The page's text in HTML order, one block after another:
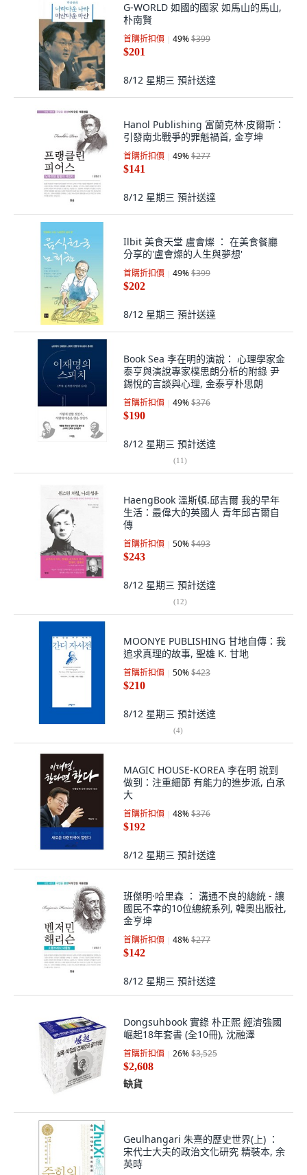
G-WORLD 如國的國家 如馬山的馬山,
朴南賢
首購折扣價 49%$399
$201
8/12 星期三 預計送達
Hanol Publishing 富蘭克林·皮爾斯：
引發南北戰爭的罪魁禍首, 金亨坤
首購折扣價 49%$277
$141
8/12 星期三 預計送達
Ilbit 美食天堂 盧會燦 ： 在美食餐廳
分享的'盧會燦的人生與夢想'
首購折扣價 49%$399
$202
8/12 星期三 預計送達
Book Sea 李在明的演說： 心理學家金
泰亨與演說專家樸思朗分析的附錄 尹
錫悅的言談與心理, 金泰亨朴思朗
首購折扣價 49%$376
$190
8/12 星期三 預計送達
(11)
HaengBook 溫斯頓.邱吉爾 我的早年
生活：最偉大的英國人 青年邱吉爾自
傳
首購折扣價 50%$493
$243
8/12 星期三 預計送達
(12)
MOONYE PUBLISHING 甘地自傳：我
追求真理的故事, 聖雄 K. 甘地
首購折扣價 50%$423
$210
8/12 星期三 預計送達
(4)
MAGIC HOUSE-KOREA 李在明 說到
做到：注重細節 有能力的進步派, 白承
大
首購折扣價 48%$376
$192
8/12 星期三 預計送達
班傑明·哈里森 ： 溝通不良的總統 - 讓
國民不幸的10位總統系列, 韓奧出版社,
金亨坤
首購折扣價 48%$277
$142
8/12 星期三 預計送達
Dongsuhbook 實錄 朴正熙 經濟強國
崛起18年套書 (全10冊), 沈融澤
首購折扣價 26%$3,525
$2,608
缺貨
Geulhangari 朱熹的歷史世界(上) ：
宋代士大夫的政治文化研究 精裝本, 余
英時